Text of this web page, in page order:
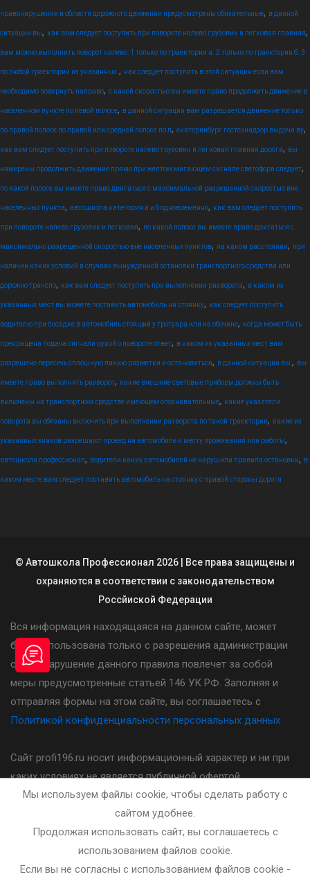
правонарушения в области дорожного движения предусмотрены обязательные, в данной
ситуации вы, как вам следует поступить при повороте налево грузовик и легковая главная,
вам можно выполнить поворот налево: 1 только по траектории а. 2 только по траектории б. 3
по любой траектории из указанных. , как следует поступить в этой ситуации если вам
необходимо повернуть направо, с какой скоростью вы имеете право продолжить движение в
населенном пункте по левой полосе, в данной ситуации вам разрешается движение только
по правой полосе по правой или средней полосе по л, екатеринбург гостехнадзор выдача ву,
как вам следует поступить при повороте налево грузовик и легковая главная дорога, вы
намерены продолжить движение прямо при желтом мигающем сигнале светофора следует,
по какой полосе вы имеете право двигаться с максимальной разрешенной скоростью вне
населенных пункта, автошкола категория а и б одновременно, как вам следует поступить
при повороте налево грузовик и легковая, по какой полосе вы имеете право двигаться с
максимально разрешенной скоростью вне населенных пунктов, на каком расстоянии, при
наличии каких условий в случаях вынужденной остановки транспортного средства или
дорожно транспо, как вам следует поступить при выполнении разворота, в каком из
указанных мест вы можете поставить автомобиль на стоянку, как следует поступить
водителю при посадке в автомобиль стоящий у тротуара или на обочине, когда может быть
прекращена подача сигнала рукой о повороте ответ, в каком из указанных мест вам
разрешено пересечь сплошную линию разметки и остановиться, в данной ситуации вы:, вы
имеете право выполнить разворот, какие внешние световые приборы должны быть
включены на транспортном средстве имеющем опознавательные, какие указатели
поворота вы обязаны включить при выполнении разворота по такой траектории, какие из
указанных знаков разрешают проезд на автомобиле к месту проживания или работы,
автошкола профессионал, водители каких автомобилей не нарушили правила остановки, в
каком месте вам следует поставить автомобиль на стоянку с правой стороны дороги
© Автошкола Профессионал 2026 | Все права защищены и
охраняются в соответствии с законодательством
Россйиской Федерации
Вся информация находящаяся на данном сайте, может
быть использована только с разрешения администрации
сайта. Нарушение данного правила повлечет за собой
меры предусмотренные статьей 146 УК РФ. Заполняя и
отправляя формы на этом сайте, вы соглашаетесь с
Политикой конфиденциальности персональных данных
Сайт profi196.ru носит информационный характер и ни при
каких условиях не является публичной офертой,
определяемой положениями статьи 437(2) Гражданского
кодекса Российской Федерации. Стоимость, порядок и
другие условия предоставления услуг указанных на сайте
необходимо уточнять у администратора автошколы.
Мы используем файлы cookie, чтобы сделать работу с
сайтом удобнее.
Продолжая использовать сайт, вы соглашаетесь с
использованием файлов cookie.
Если вы не согласны с использованием файлов cookie -